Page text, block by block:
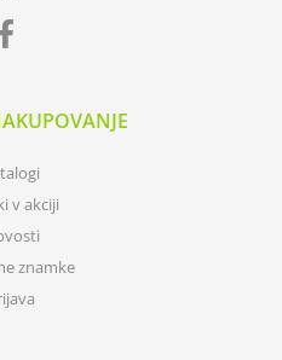
v akciji
znamke